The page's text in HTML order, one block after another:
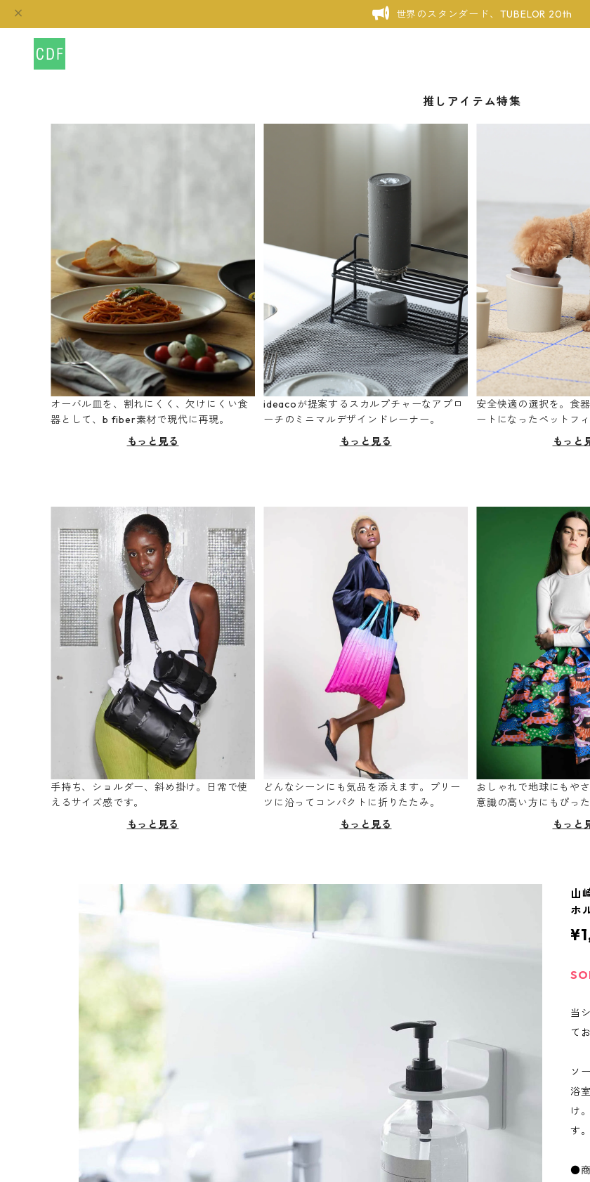
世界のスタンダード、TUBELOR 20th
推しアイテム特集
オーバル皿を、割れにくく、欠けにくい食
器として、b fiber素材で現代に再現。
もっと見る
ideacoが提案するスカルプチャーなアプロ
ーチのミニマルデザインドレーナー。
もっと見る
安全快適の選択を。食
ートになったペットフィ
もっと
手持ち、ショルダー、斜め掛け。日常で使
えるサイズ感です。
もっと見る
どんなシーンにも気品を添えます。プリー
ツに沿ってコンパクトに折りたたみ。
もっと見る
おしゃれで地球にもや
意識の高い方にもぴった
もっと
山
ホ
当
て
ソ
浴
け
す。
●商